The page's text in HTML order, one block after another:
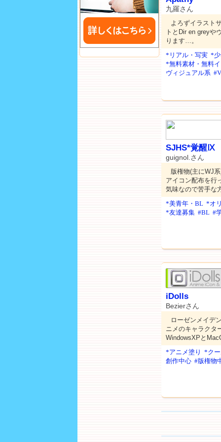
九羅さん
よろずイラスト
トとDir en greyや
ります…。
*リアル・写実 *
*無料素材・無料
ヴィジュアル系
SJHS*覚醒Ⅸ
guignol.さん
版権物(主にWJ
アイコン配布を行
気味なので苦手な
*美青年・BL *オ
*友達募集 #BL #
iDolls
Bezierさん
ローゼンメイデ
ニメのキャラクタ
WindowsXPと
*アニメ塗り *ク
創作中心 #版権物